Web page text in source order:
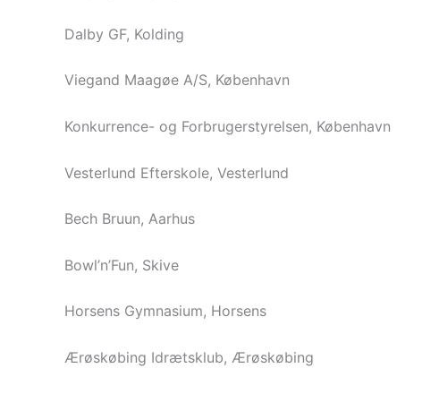
Dalby GF, Kolding
Viegand Maagøe A/S, København
Konkurrence- og Forbrugerstyrelsen, København
Vesterlund Efterskole, Vesterlund
Bech Bruun, Aarhus
Bowl’n’Fun, Skive
Horsens Gymnasium, Horsens
Ærøskøbing Idrætsklub, Ærøskøbing